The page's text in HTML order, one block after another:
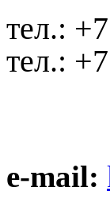
тел.:
тел.:
e-mail: